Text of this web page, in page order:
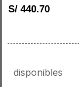
S/ 440.70
disponibles